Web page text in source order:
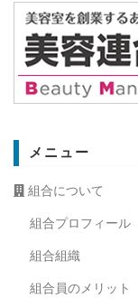
メニュー
組合について
組合プロフィール
組合組織
組合員のメリット